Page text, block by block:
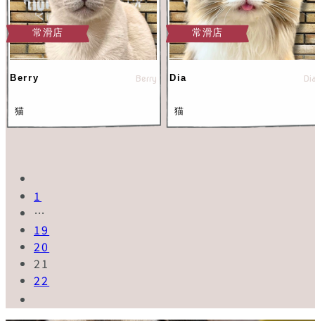
常滑店
Berry Berry
猫
常滑店
Dia
猫
1
…
19
20
21
22